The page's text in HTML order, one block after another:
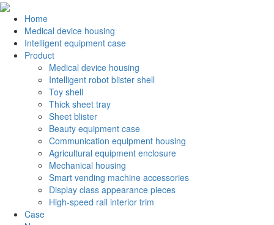
Home
Medical device housing
Intelligent equipment case
Product
Medical device housing
Intelligent robot blister shell
Toy shell
Thick sheet tray
Sheet blister
Beauty equipment case
Communication equipment housing
Agricultural equipment enclosure
Mechanical housing
Smart vending machine accessories
Display class appearance pieces
High-speed rail interior trim
Case